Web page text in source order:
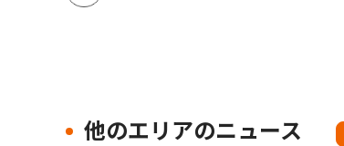
他のエリアのニュース